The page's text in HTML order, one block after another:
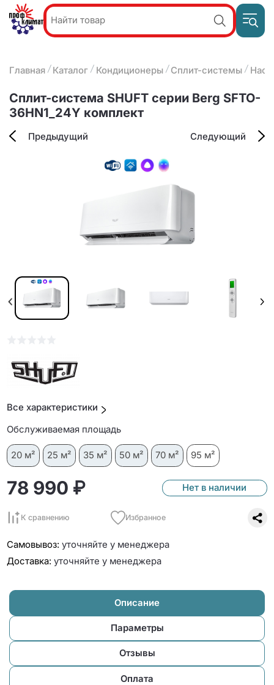
Акции и
О компании
Наши услуги
Оплата и доставка
8
25-
Главная Каталог Кондиционеры Сплит-системы
Сплит-система SHUFT серии Berg SFTO-
36HN1_24Y комплект
Предыдущий Следующий
Все характеристики
Обслуживаемая площадь
20 м² 25 м² 35 м² 50 м² 70 м² 95 м²
78 990 ₽ Нет в наличии
К сравнению Избранное
Самовывоз: уточняйте у менеджера
Доставка: уточняйте у менеджера
Описание
Параметры
Отзывы
Оплата